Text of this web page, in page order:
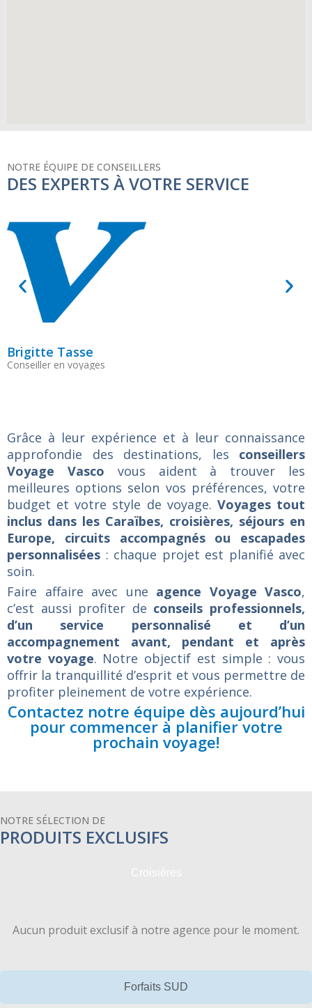
NOTRE ÉQUIPE DE CONSEILLERS
DES EXPERTS À VOTRE SERVICE
Brigitte Tasse
Conseiller en voyages
Grâce à leur expérience et à leur connaissance
approfondie des destinations, les conseillers
Voyage Vasco vous aident à trouver les
meilleures options selon vos préférences, votre
budget et votre style de voyage. Voyages tout
inclus dans les Caraïbes, croisières, séjours en
Europe, circuits accompagnés ou escapades
personnalisées : chaque projet est planifié avec
soin.
Faire affaire avec une agence Voyage Vasco,
c’est aussi profiter de conseils professionnels,
d’un service personnalisé et d’un
accompagnement avant, pendant et après
votre voyage. Notre objectif est simple : vous
offrir la tranquillité d’esprit et vous permettre de
profiter pleinement de votre expérience.
Contactez notre équipe dès aujourd’hui
pour commencer à planifier votre
prochain voyage!
NOTRE SÉLECTION DE
PRODUITS EXCLUSIFS
Forfaits SUD
Aucun produit exclusif à notre agence pour le moment.